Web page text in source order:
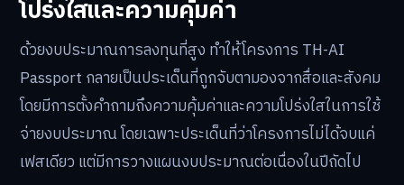
โปร่งใสและความคุ้มค่า
ด้วยงบประมาณการลงทุนที่สูง ทำให้โครงการ TH-AI
Passport กลายเป็นประเด็นที่ถูกจับตามองจากสื่อและสังคม
โดยมีการตั้งคำถามถึงความคุ้มค่าและความโปร่งใสในการใช้
จ่ายงบประมาณ โดยเฉพาะประเด็นที่ว่าโครงการไม่ได้จบแค่
เฟสเดียว แต่มีการวางแผนงบประมาณต่อเนื่องในปีถัดไป